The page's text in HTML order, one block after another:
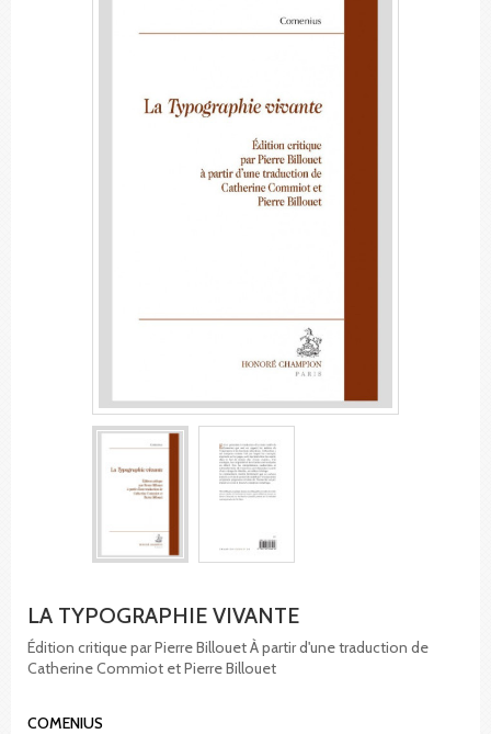
LA TYPOGRAPHIE VIVANTE
Édition critique par Pierre Billouet À partir d'une traduction de
Catherine Commiot et Pierre Billouet
COMENIUS